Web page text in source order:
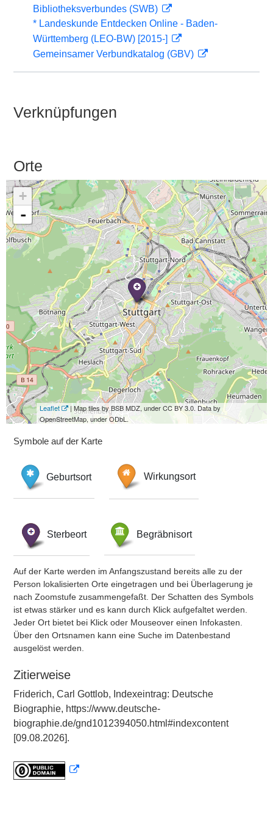
Bibliotheksverbundes (SWB)
* Landeskunde Entdecken Online - Baden-
Württemberg (LEO-BW) [2015-]
Gemeinsamer Verbundkatalog (GBV)
Verknüpfungen
Orte
+
-
Leaflet
| Map tiles by BSB MDZ, under CC BY 3.0. Data by
OpenStreetMap, under ODbL.
Symbole auf der Karte
Geburtsort Wirkungsort
Sterbeort Begräbnisort
Auf der Karte werden im Anfangszustand bereits alle zu der
Person lokalisierten Orte eingetragen und bei Überlagerung je
nach Zoomstufe zusammengefaßt. Der Schatten des Symbols
ist etwas stärker und es kann durch Klick aufgefaltet werden.
Jeder Ort bietet bei Klick oder Mouseover einen Infokasten.
Über den Ortsnamen kann eine Suche im Datenbestand
ausgelöst werden.
Zitierweise
Friderich, Carl Gottlob, Indexeintrag: Deutsche
Biographie, https://www.deutsche-
biographie.de/gnd1012394050.html#indexcontent
[09.08.2026].